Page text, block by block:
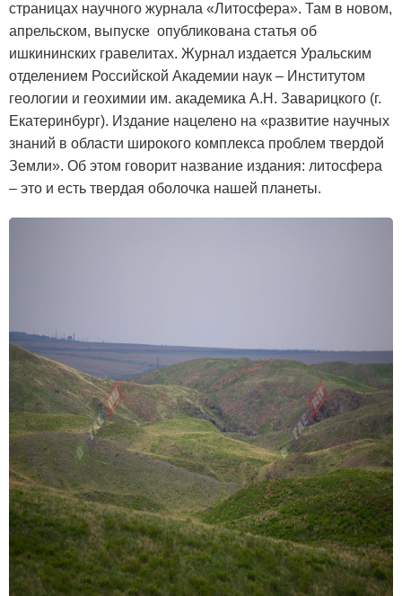
страницах научного журнала «Литосфера». Там в новом,
апрельском, выпуске опубликована статья об
ишкининских гравелитах. Журнал издается Уральским
отделением Российской Академии наук – Институтом
геологии и геохимии им. академика А.Н. Заварицкого (г.
Екатеринбург). Издание нацелено на «развитие научных
знаний в области широкого комплекса проблем твердой
Земли». Об этом говорит название издания: литосфера
– это и есть твердая оболочка нашей планеты.